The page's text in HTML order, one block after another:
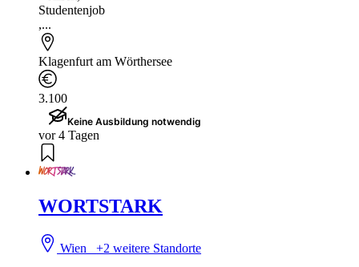
Studentenjob
,...
Klagenfurt am Wörthersee
3.100
Keine Ausbildung notwendig
vor 4 Tagen
WORTSTARK
Wien+2 weitere Standorte